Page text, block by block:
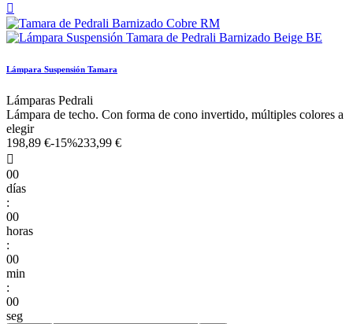

Lámpara Suspensión Tamara
Lámparas Pedrali
Lámpara de techo. Con forma de cono invertido, múltiples colores a
elegir
198,89 €-15%233,99 €

00
días
:
00
horas
:
00
min
:
00
seg